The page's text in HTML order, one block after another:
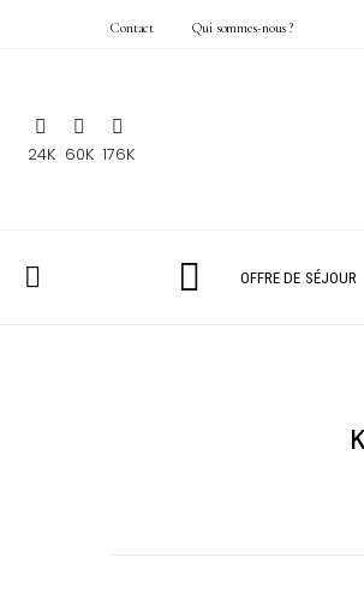
Contact Qui sommes-nous ?
24K 60K 176K
OFFRE DE SÉJOUR